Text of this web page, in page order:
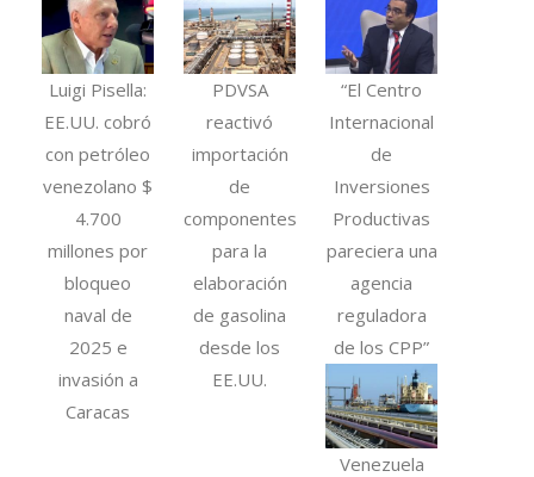
Luigi Pisella:
EE.UU. cobró
con petróleo
venezolano $
4.700
millones por
bloqueo
naval de
2025 e
invasión a
Caracas
PDVSA
reactivó
importación
de
componentes
para la
elaboración
de gasolina
desde los
EE.UU.
“El Centro
Internacional
de
Inversiones
Productivas
pareciera una
agencia
reguladora
de los CPP”
Venezuela